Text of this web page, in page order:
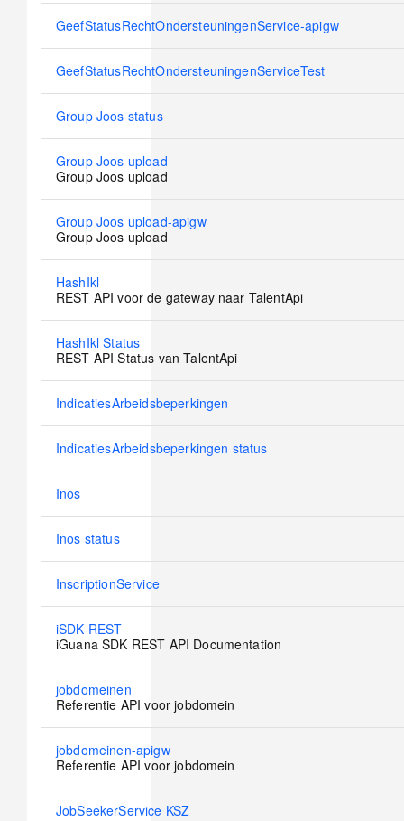
No
GeefStatusRechtOndersteuningenService-apigw
No
GeefStatusRechtOndersteuningenServiceTest
No
Group Joos status
No
new
Group Joos upload
Group Joos upload
No
new
Group Joos upload-apigw
Group Joos upload
No
new
HashIkl
REST API voor de gateway naar TalentApi
No
new
HashIkl Status
REST API Status van TalentApi
No
IndicatiesArbeidsbeperkingen
No
IndicatiesArbeidsbeperkingen status
No
Inos
No
Inos status
No
InscriptionService
No
new
iSDK REST
iGuana SDK REST API Documentation
No
new
jobdomeinen
Referentie API voor jobdomein
No
new
jobdomeinen-apigw
Referentie API voor jobdomein
No
JobSeekerService KSZ